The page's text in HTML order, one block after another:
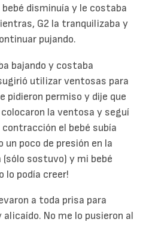
disminuía y le costaba
G2 la tranquilizaba y
pujando.
bajando y costaba
utilizar ventosas para
pidieron permiso y dije que
la ventosa y seguí
el bebé subía
un poco de presión en la
sostuvo) y mi bebé
lo podía creer!
a toda prisa para
No me lo pusieron al